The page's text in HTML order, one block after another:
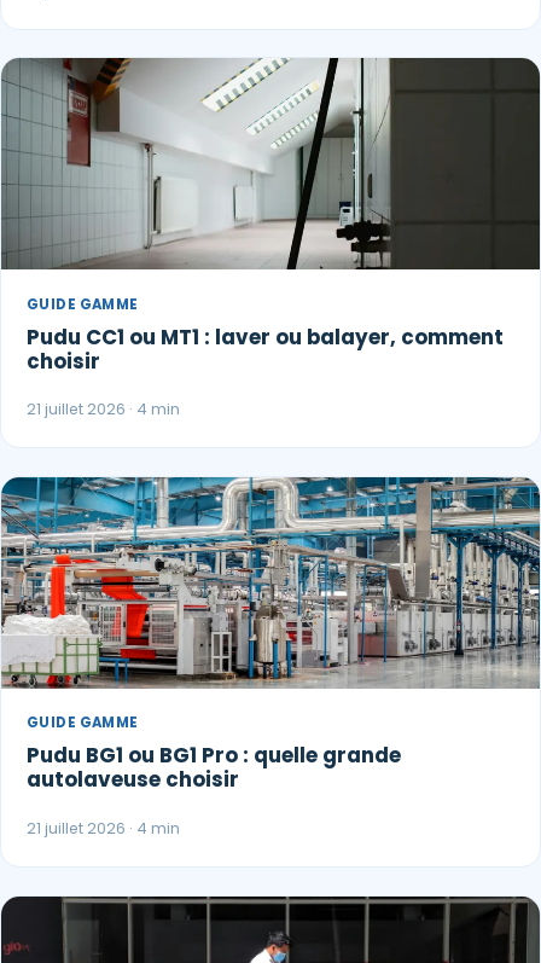
GUIDE GAMME
Pudu CC1 ou MT1 : laver ou balayer, comment
choisir
21 juillet 2026 · 4 min
GUIDE GAMME
Pudu BG1 ou BG1 Pro : quelle grande
autolaveuse choisir
21 juillet 2026 · 4 min